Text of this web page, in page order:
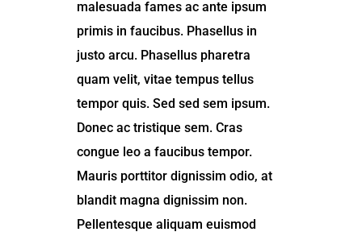
malesuada fames ac ante ipsum
primis in faucibus. Phasellus in
justo arcu. Phasellus pharetra
quam velit, vitae tempus tellus
tempor quis. Sed sed sem ipsum.
Donec ac tristique sem. Cras
congue leo a faucibus tempor.
Mauris porttitor dignissim odio, at
blandit magna dignissim non.
Pellentesque aliquam euismod